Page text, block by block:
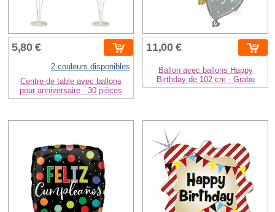
5,80 €
2 couleurs disponibles
Centre de table avec ballons
pour anniversaire - 30 pièces
11,00 €
Ballon avec ballons Happy
Birthday de 102 cm - Grabo